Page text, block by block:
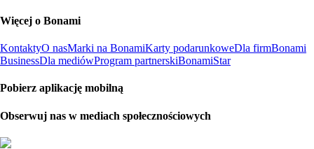
Więcej o Bonami
KontaktyO nasMarki na BonamiKarty podarunkoweDla firmBonami
BusinessDla mediówProgram partnerskiBonamiStar
Pobierz aplikację mobilną
Obserwuj nas w mediach społecznościowych